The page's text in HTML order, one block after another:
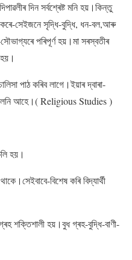
দিন সৰ্বশ্ৰেষ্ট মনি হয়।কিন্তু
কৰে-সেইজনে সৃদ্ধি-বুদ্ধি, ধন-বল,আৰু
পৰিপূৰ্ণ হয়।মা সৰস্বতীৰ
পাঠ কৰিব লাগে।ইয়াৰ দ্বাৰা-
আহে।( Religious Studies )
হয়।
বিশেষ কৰি বিদ্যাৰ্থী
শক্তিশালী হয়।বুধ গ্ৰহ-বুদ্ধি-বাণী-